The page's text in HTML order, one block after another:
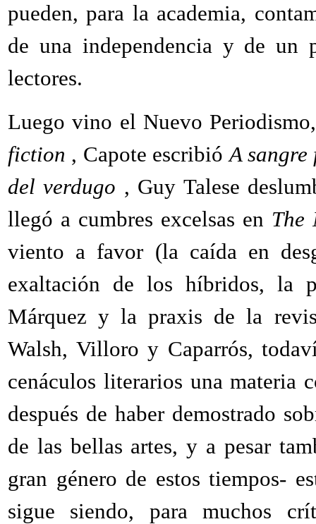
pueden, para la academia,
de una independencia y de un
lectores.
Luego vino el Nuevo
fiction , Capote escribióA
del verdugo , Guy Talese
llegó a cumbres excelsas en The
viento a favor (la caída en
exaltación de los híbridos, la
Márquez y la praxis de la
Walsh, Villoro y Caparrós,
cenáculos literarios una materia
después de haber demostrado
de las bellas artes, y a pesar
gran género de estos tiempos-
sigue siendo, para muchos